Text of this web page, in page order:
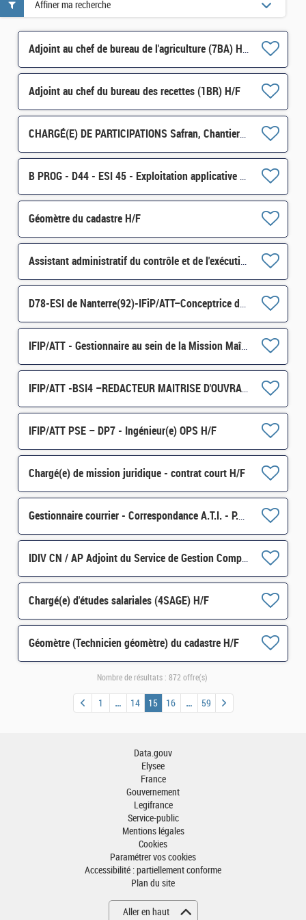
Adjoint au chef de bureau de l'agriculture (7BA) H/F
Adjoint au chef du bureau des recettes (1BR) H/F
CHARGÉ(E) DE PARTICIPATIONS Safran, Chantiers de l'Atlantique et Monnaie de Paris, ArianeGroup H/F
B PROG - D44 - ESI 45 - Exploitation applicative H/F
Géomètre du cadastre H/F
Assistant administratif du contrôle et de l'exécution de la dépense publique - SGC de Rodez H/F
D78-ESI de Nanterre(92)-IFiP/ATT–Conceptrice développeuse/Concepteur Développeur SATELIT /PILOTE H/F
IFIP/ATT - Gestionnaire au sein de la Mission Maîtrise des risques et restitutions H/F
IFIP/ATT -BSI4 –REDACTEUR MAITRISE D'OUVRAGE (MOA) - H/F
IFIP/ATT PSE – DP7 - Ingénieur(e) OPS H/F
Chargé(e) de mission juridique - contrat court H/F
Gestionnaire courrier - Correspondance A.T.I. - P.C.I. H/F
IDIV CN / AP Adjoint du Service de Gestion Comptable Biterrois (34) H/F
Chargé(e) d'études salariales (4SAGE) H/F
Géomètre (Technicien géomètre) du cadastre H/F
Affiner ma recherche
Nombre de résultats : 872 offre(s)
1 14 15 16 59
Data.gouv
Elysee
France
Gouvernement
Legifrance
Service-public
Mentions légales
Cookies
Paramétrer vos cookies
Accessibilité : partiellement conforme
Plan du site
Aller en haut